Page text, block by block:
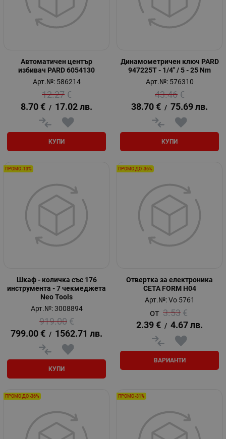
Автоматичен център
избивач PARD 6054130
Арт.№: 586214
12.27 €
8.70 € / 17.02 лв.
КУПИ
Динамометричен ключ PARD
947225T - 1/4" / 5 - 25 Nm
Арт.№: 576310
43.46 €
38.70 € / 75.69 лв.
КУПИ
Шкаф - количка със 176
инструмента - 7 чекмеджета
Neo Tools
Арт.№: 3008894
919.00 €
799.00 € / 1562.71 лв.
КУПИ
ПРОМО -13%
Отвертка за електроника
CETA FORM H04
Арт.№: Vo 5761
3.53 €
2.39 € / 4.67 лв.
ВАРИАНТИ
ПРОМО ДО -36%
ПРОМО ДО -36% ПРОМО -31%